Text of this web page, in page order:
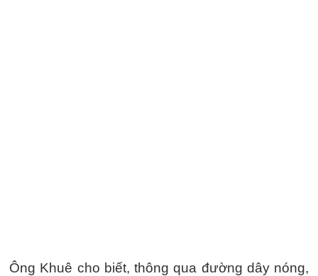
Ông Khuê cho biết, thông qua đường dây nóng,